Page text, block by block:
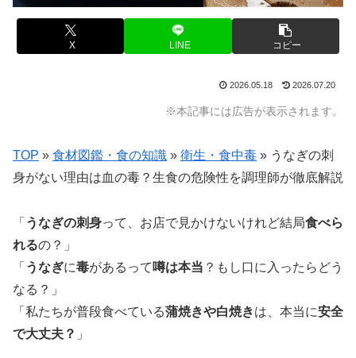
X LINE コピー
2026.05.18 2026.07.20
※本記事には広告が表示されます。
TOP » 食材図鑑・食の知識 » 衛生・食中毒 » うなぎの刺
身がない理由は血の毒？生食の危険性を調理師が徹底解説
「 うなぎの刺身って、お店で見かけないけれど結局食べら
れるの？」
「 うなぎに毒があるって 噂は本当 ？もし口に入ったらどう
なる？」
「私たちが普段食べている蒲焼きや白焼きは、本当に安全
で大丈夫？ 」